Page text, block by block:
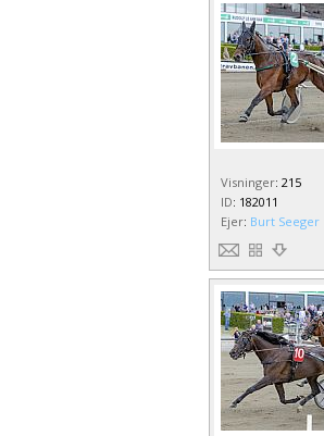
Visninger: 215
ID: 182011
Ejer: Burt Seeger